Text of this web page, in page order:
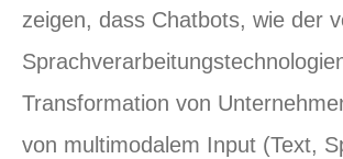
zeigen, dass Chatbots, wie der
Transformation von
von multimodalem Input (Text,